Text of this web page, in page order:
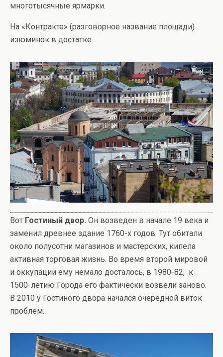
многотысячные ярмарки.
На «Контракте» (разговорное название площади)
изюминок в достатке.
Вот Гостиный двор. Он возведен в начале 19 века и
заменил древнее здание 1760-х годов. Тут обитали
около полусотни магазинов и мастерских, кипела
активная торговая жизнь. Во время второй мировой
и оккупации ему немало досталось, в 1980-82, к
1500-летию Города его фактически возвели заново.
В 2010 у Гостиного двора начался очередной виток
проблем.